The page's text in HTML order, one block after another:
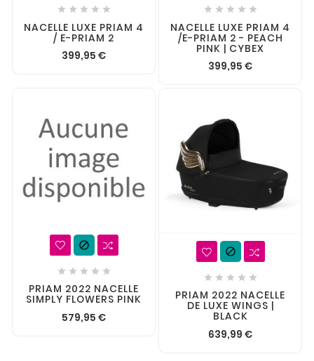
    
NACELLE LUXE PRIAM 4
/ E-PRIAM 2
399,95 €
    
NACELLE LUXE PRIAM 4
/E-PRIAM 2 - PEACH
PINK | CYBEX
399,95 €

    
PRIAM 2022 NACELLE
SIMPLY FLOWERS PINK
579,95 €

    
PRIAM 2022 NACELLE
DE LUXE WINGS |
BLACK
639,99 €